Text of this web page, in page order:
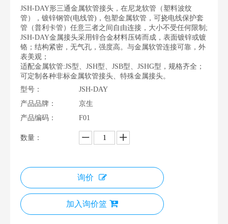
JSH-DAY形三通金属软管接头，在尼龙软管（塑料波纹
管），镀锌钢管(电线管)，包塑金属软管，可挠电线保护套
管（普利卡管）任意三者之间自由连接，大小不受任何限制;
JSH-DAY金属接头采用锌合金材料压铸而成，表面镀锌或镀
铬；结构紧密，无气孔，强度高。与金属软管连接可靠，外
表美观；
适配金属软管:JS型、JSH型、JSB型、JSHG型，规格齐全；
可定制各种非标金属软管接头、特殊金属接头。
型号：
JSH-DAY
产品品牌：
京生
产品编码：
F01
数量：
询价
加入询价篮